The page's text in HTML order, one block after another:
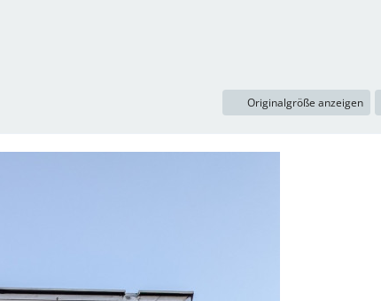
Originalgröße anzeigen